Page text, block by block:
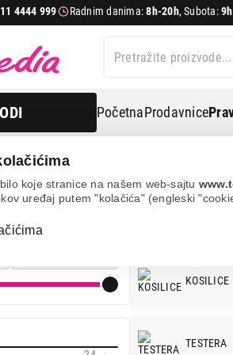
koje stranice na našem web-sajtu
uređaj putem "kolačića" (engleski
4444 999 Radnim danima:8h-20h, Subota:
PočetnaProdavnice
i foto
Baštenski alat
Cena do
ALATI I
KOSILICE
TESTERA